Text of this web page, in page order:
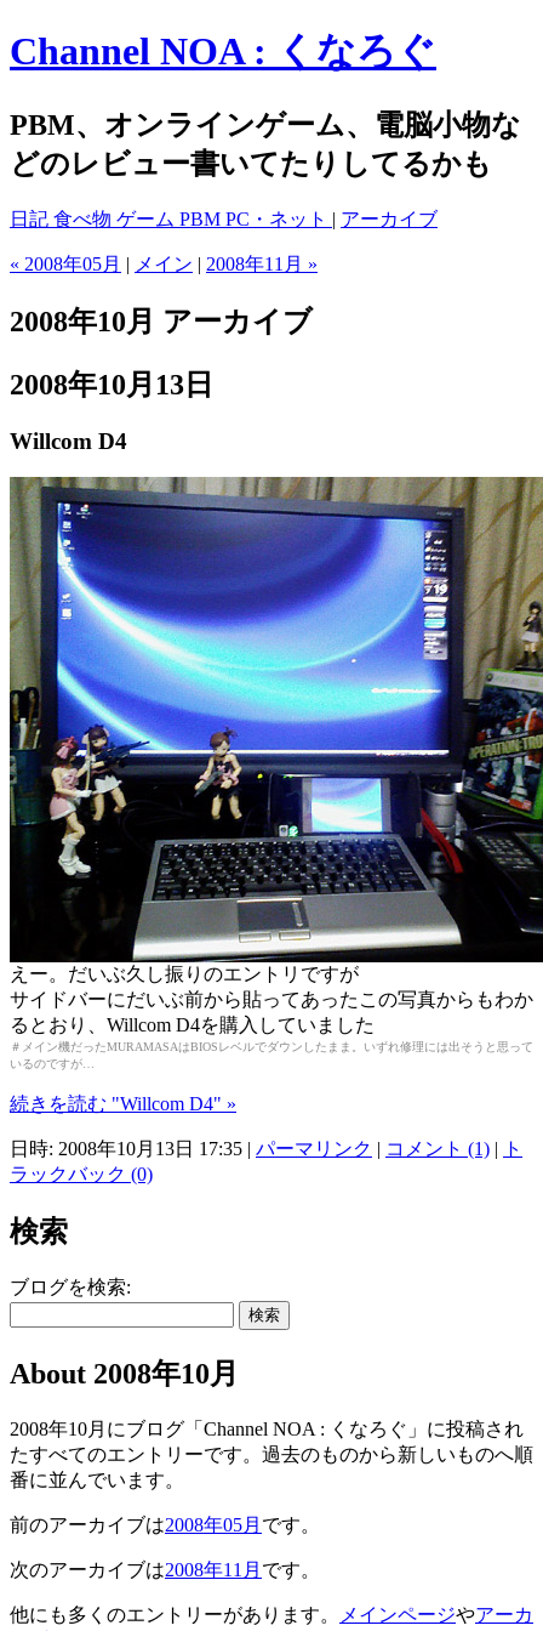
Channel NOA : くなろぐ
PBM、オンラインゲーム、電脳小物な
どのレビュー書いてたりしてるかも
日記 食べ物 ゲーム PBM PC・ネット | アーカイブ
« 2008年05月 | メイン | 2008年11月 »
2008年10月 アーカイブ
2008年10月13日
Willcom D4
えー。だいぶ久し振りのエントリですが
サイドバーにだいぶ前から貼ってあったこの写真からもわか
るとおり、Willcom D4を購入していました
＃メイン機だったMURAMASAはBIOSレベルでダウンしたまま。いずれ修理には出そうと思って
いるのですが…
続きを読む "Willcom D4" »
日時: 2008年10月13日 17:35 | パーマリンク | コメント (1) |
ト
ラックバック (0)
検索
ブログを検索:
About 2008年10月
2008年10月にブログ「Channel NOA : くなろぐ」に投稿され
たすべてのエントリーです。過去のものから新しいものへ順
番に並んでいます。
前のアーカイブは2008年05月 です。
次のアーカイブは2008年11月 です。
他にも多くのエントリーがあります。 メインページやアーカ